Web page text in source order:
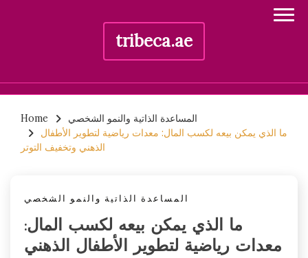
tribeca.ae
content
Home
المساعدة الذاتية والنمو الشخصي
ما الذي يمكن بيعه لكسب المال: معدات رياضية لتطوير الأطفال
الذهني وتخفيف التوتر
المساعدة الذاتية والنمو الشخصي
ما الذي يمكن بيعه لكسب المال:
معدات رياضية لتطوير الأطفال الذهني